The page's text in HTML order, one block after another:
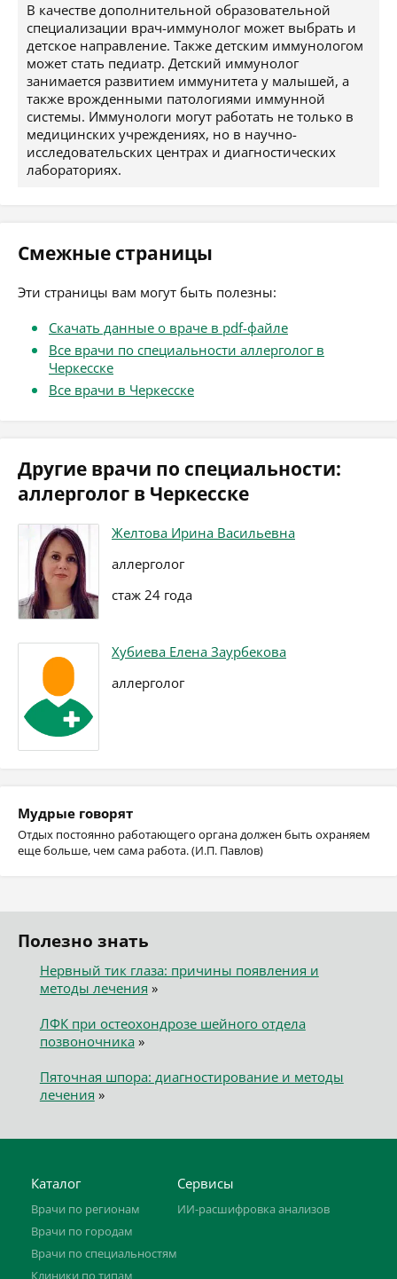
В качестве дополнительной образовательной
специализации врач-иммунолог может выбрать и
детское направление. Также детским иммунологом
может стать педиатр. Детский иммунолог
занимается развитием иммунитета у малышей, а
также врожденными патологиями иммунной
системы. Иммунологи могут работать не только в
медицинских учреждениях, но в научно-
исследовательских центрах и диагностических
лабораториях.
Смежные страницы
Эти страницы вам могут быть полезны:
Скачать данные о враче в pdf-файле
Все врачи по специальности аллерголог в
Черкесске
Все врачи в Черкесске
Другие врачи по специальности:
аллерголог в Черкесске
Желтова Ирина Васильевна
аллерголог
стаж 24 года
Хубиева Елена Заурбекова
аллерголог
Мудрые говорят
Отдых постоянно работающего органа должен быть охраняем
еще больше, чем сама работа. (И.П. Павлов)
Полезно знать
Нервный тик глаза: причины появления и
методы лечения »
ЛФК при остеохондрозе шейного отдела
позвоночника»
Пяточная шпора: диагностирование и методы
лечения »
Каталог
Врачи по регионам
Врачи по городам
Врачи по специальностям
Клиники по типам
Сервисы
ИИ-расшифровка анализов